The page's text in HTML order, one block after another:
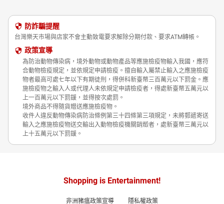
防詐騙提醒
台灣樂天市場與店家不會主動致電要求解除分期付款、要求ATM轉帳。
政策宣導
為防治動物傳染病，境外動物或動物產品等應施檢疫物輸入我國，應符
合動物檢疫規定，並依規定申請檢疫。擅自輸入屬禁止輸入之應施檢疫
物者最高可處七年以下有期徒刑，得併科新臺幣三百萬元以下罰金。應
施檢疫物之輸入人或代理人未依規定申請檢疫者，得處新臺幣五萬元以
上一百萬元以下罰鍰，並得按次處罰。
境外商品不得隨貨贈送應施檢疫物。
收件人違反動物傳染病防治條例第三十四條第三項規定，未將郵遞寄送
輸入之應施檢疫物送交輸出入動物檢疫機關銷燬者，處新臺幣三萬元以
上十五萬元以下罰鍰。
Shopping is Entertainment!
非洲豬瘟政策宣導 隱私權政策